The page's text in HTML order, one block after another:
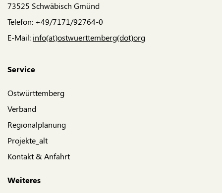
73525 Schwäbisch Gmünd
Telefon: +49/7171/92764-0
E-Mail: info(at)ostwuerttemberg(dot)org
Service
Ostwürttemberg
Verband
Regionalplanung
Projekte_alt
Kontakt & Anfahrt
Weiteres